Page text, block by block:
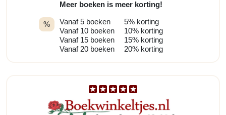
%
Meer boeken is meer korting!
Vanaf 5 boeken
Vanaf 10 boeken
Vanaf 15 boeken
Vanaf 20 boeken
5% korting
10% korting
15% korting
20% korting